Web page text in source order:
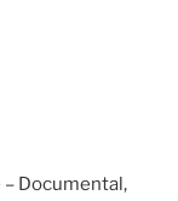
– Documental,